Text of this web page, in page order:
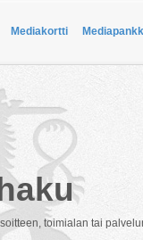
Mediakortti
toimialan tai